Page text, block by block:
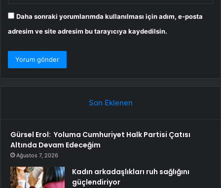
Daha sonraki yorumlarımda kullanılması için adım, e-posta
adresim ve site adresim bu tarayıcıya kaydedilsin.
Son Eklenen
Gürsel Erol: Yoluma Cumhuriyet Halk Partisi Çatısı
Altında Devam Edeceğim
Ağustos 7, 2026
Kadın arkadaşlıkları ruh sağlığını
güçlendiriyor